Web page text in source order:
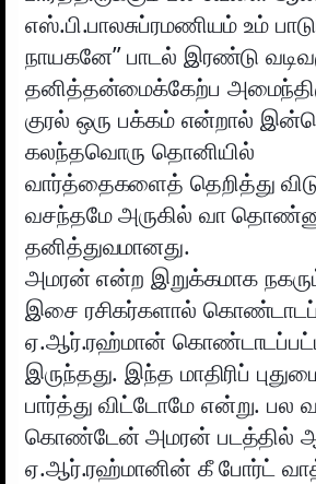
எஸ்.பி.பாலசுப்ரமணியம் உம்
நாயகனே” பாடல் இரண்டு
தனித்தன்மைக்கேற்ப
குரல் ஒரு பக்கம் என்றால்
கலந்தவொரு தொனியில்
வார்த்தைகளைத் தெறித்து
வசந்தமே அருகில் வா
தனித்துவமானது.
அமரன் என்ற இறுக்கமாக
இசை ரசிகர்களால்
ஏ.ஆர்.ரஹ்மான் கொண்டாடப்பட்ட
இருந்தது. இந்த மாதிரிப்
பார்த்து விட்டோமே என்று. பல
கொண்டேன் அமரன் படத்தில்
ஏ.ஆர்.ரஹ்மானின் கீ போர்ட்